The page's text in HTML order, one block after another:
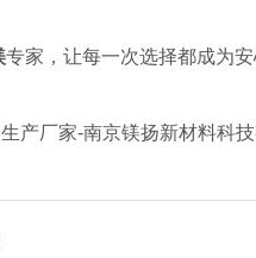
专家，让每一次选择都成为安
产厂家-南京镁扬新材料科技